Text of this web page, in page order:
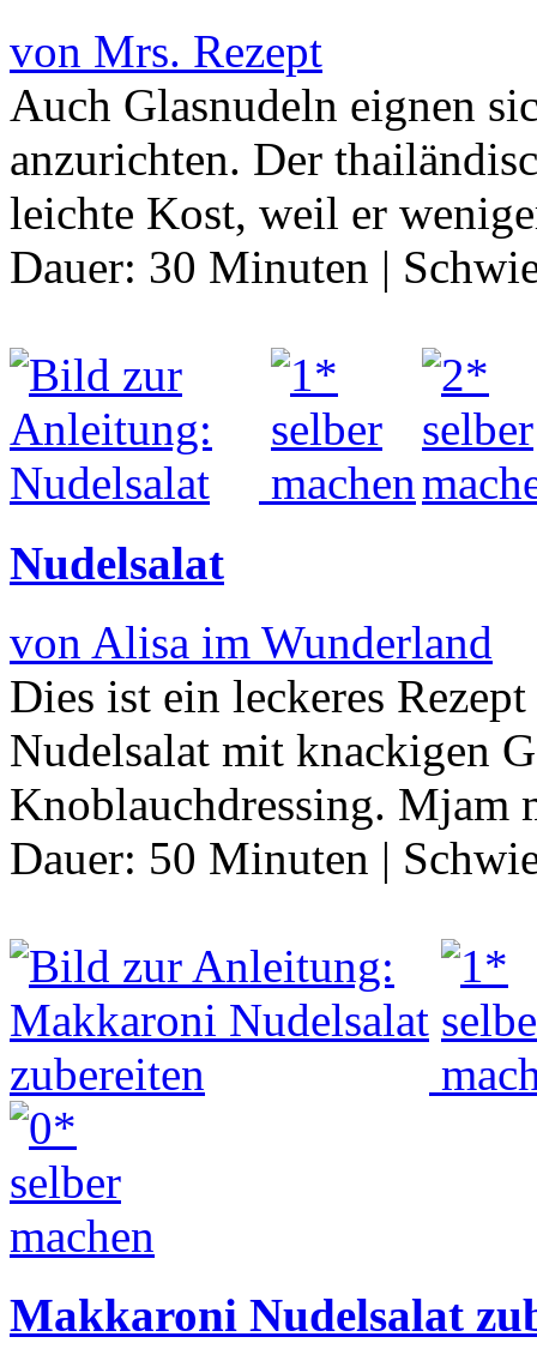
von Mrs. Rezept
Auch Glasnudeln eignen
anzurichten. Der
leichte Kost, weil er
Dauer: 30 Minuten |
Nudelsalat
von Alisa im Wunderland
Dies ist ein leckeres
Nudelsalat mit knackigen
Knoblauchdressing. Mjam
Dauer: 50 Minuten |
Makkaroni Nudelsalat